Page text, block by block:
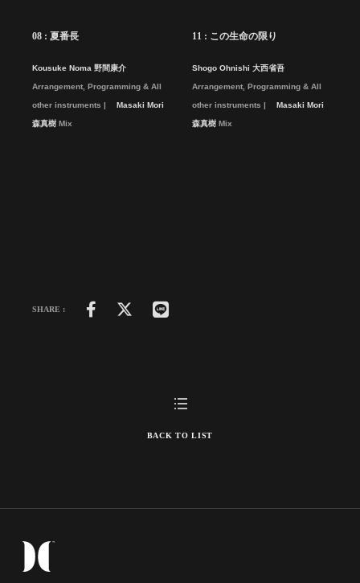
08 : 夏番長
Kousuke Noma 野間康介
Arrangement, Programming & All
other instruments Masaki Mori
森真樹 Mix
11 : この生命の限り
Shogo Ohnishi 大西省吾
Arrangement, Programming & All
other instruments Masaki Mori
森真樹 Mix
SHARE :
BACK TO LIST